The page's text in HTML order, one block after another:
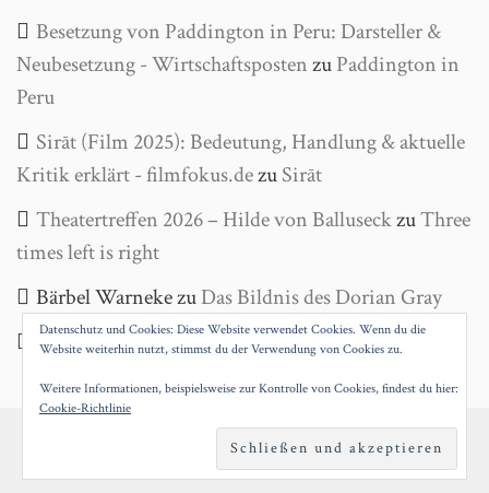
Besetzung von Paddington in Peru: Darsteller &
Neubesetzung - WirtschaftspostenzuPaddington in
Peru
Sirāt (Film 2025): Bedeutung, Handlung & aktuelle
Kritik erklärt - filmfokus.dezuSirāt
Theatertreffen 2026 – Hilde von BalluseckzuThree
times left is right
Bärbel WarnekezuDas Bildnis des Dorian Gray
Helga WankezuAntigone
PROUDLY POWERED BY WORDPRESS |THEME:
Datenschutz und Cookies: Diese Website verwendet Cookies. Wenn du die
Website weiterhin nutzt, stimmst du der Verwendung von Cookies zu.
Weitere Informationen, beispielsweise zur Kontrolle von Cookies, findest du hier:
Cookie-Richtlinie